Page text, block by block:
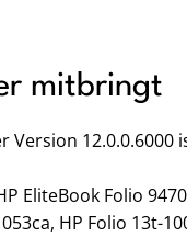
mitbringt
Version
EliteBook Folio
HP Folio 13t-